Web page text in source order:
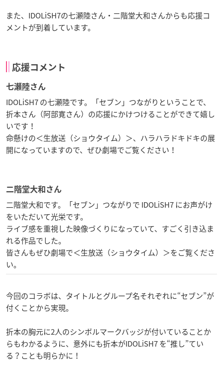
また、IDOLiSH7の七瀬陸さん・二階堂大和さんからも応援コ
メントが到着しています。
応援コメント
七瀬陸さん
IDOLiSH7 の七瀬陸です。「セブン」つながりということで、
折本さん（阿部寛さん）の応援にかけつけることができて嬉し
いです！
命懸けの＜生放送（ショウタイム）＞、ハラハラドキドキの展
開になっていますので、ぜひ劇場でご覧ください！
二階堂大和さん
二階堂大和です。「セブン」つながりで IDOLiSH7 にお声がけ
をいただいて光栄です。
ライブ感を重視した映像づくりになっていて、すごく引き込ま
れる作品でした。
皆さんもぜひ劇場で＜生放送（ショウタイム）＞をご覧くださ
い。
今回のコラボは、タイトルとグループ名それぞれに“セブン”が
付くことから実現。
折本の胸元に2人のシンボルマークバッジが付いていることか
らもわかるように、意外にも折本がIDOLiSH7 を“推し”てい
る？ことも明らかに！